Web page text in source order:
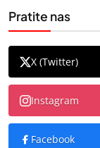
Pratite nas
X (Twitter)
Instagram
Facebook